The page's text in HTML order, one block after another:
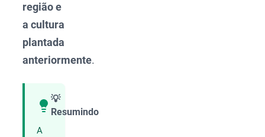
região e
a cultura
plantada
anteriormente.
💡
Resumindo
A